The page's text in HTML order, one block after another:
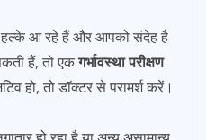
आ रहे हैं और आपको संदेह है
हैं, तो एकगर्भावस्था परीक्षण
हो, तो डॉक्टर से परामर्श करें।